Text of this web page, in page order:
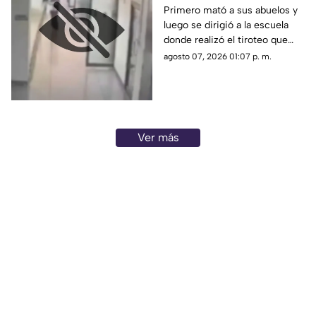
Momento exacto en que
un adolescente de 14
años realiza un tiroteo
masivo en su escuela;
Primero mató a sus abuelos y
luego se dirigió a la escuela
donde realizó el tiroteo que
dejó cinco maestros sin vida y
agosto 07, 2026 01:07 p. m.
Ver más